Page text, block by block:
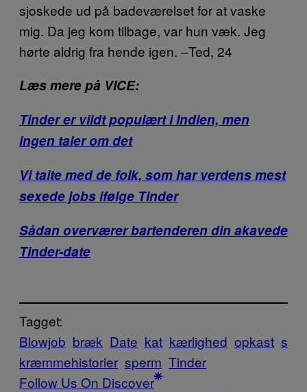
sjoskede ud på badeværelset for at vaske
mig. Da jeg kom tilbage, var hun væk. Jeg
hørte aldrig fra hende igen. –Ted, 24
Læs mere på VICE:
Tinder er vildt populært i Indien, men
ingen taler om det
Vi talte med de folk, som har verdens mest
sexede jobs ifølge Tinder
Sådan overværer bartenderen din akavede
Tinder-date
Tagget:
Blowjob bræk Date kat kærlighed opkast s
kræmmehistorier sperm Tinder
Follow Us On Discover